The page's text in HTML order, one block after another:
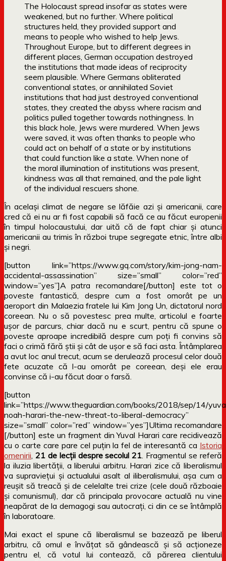
The Holocaust spread insofar as states were
weakened, but no further. Where political
structures held, they provided support and
means to people who wished to help Jews.
Throughout Europe, but to different degrees in
different places, German occupation destroyed
the institutions that made ideas of reciprocity
seem plausible. Where Germans obliterated
conventional states, or annihilated Soviet
institutions that had just destroyed conventional
states, they created the abyss where racism and
politics pulled together towards nothingness. In
this black hole, Jews were murdered. When Jews
were saved, it was often thanks to people who
could act on behalf of a state or by institutions
that could function like a state. When none of
the moral illumination of institutions was present,
kindness was all that remained, and the pale light
of the individual rescuers shone.
În același climat de negare se lăfăie azi și americanii, care
cred că ei nu ar fi fost capabili să facă ce au făcut europenii
în timpul holocaustului, dar uită că de fapt chiar și atunci
americanii au trimis în război trupe segregate etnic, între albi
și negri.
[button link=”https://www.gq.com/story/kim-jong-nam-
accidental-assassination” size=”small” color=”red”
window=”yes”]A patra recomandare[/button] este tot o
poveste fantastică, despre cum a fost omorât pe un
aeroport din Malaezia fratele lui Kim Jong Un, dictatorul nord
coreean. Nu o să povestesc prea multe, articolul e foarte
ușor de parcurs, chiar dacă nu e scurt, pentru că spune o
poveste aproape incredibilă despre cum poți fi convins să
faci o crimă fără știi și cât de ușor e să faci asta. Întâmplarea
a avut loc anul trecut, acum se derulează procesul celor două
fete acuzate că l-au omorât pe coreean, deși ele erau
convinse că i-au făcut doar o farsă.
[button
link=”https://www.theguardian.com/books/2018/sep/14/
noah-harari-the-new-threat-to-liberal-democracy”
size=”small” color=”red” window=”yes”]Ultima recomandare
[/button] este un fragment din Yuval Harari care recidivează
cu o carte care pare cel puțin la fel de interesantă ca Istoria
omenirii 21 de lecții despre secolul 21 . Fragmentul se referă
la iluzia libertății, a liberului arbitru. Harari zice că liberalismul
va supraviețui și actualului asalt al iliberalismului, așa cum a
reușit să treacă și de celelalte trei crize (cele două războaie
și comunismul), dar că principala provocare actuală nu vine
neapărat de la demagogi sau autocrați, ci din ce se întâmplă
în laboratoare.
Mai exact el spune că liberalismul se bazează pe liberul
arbitru, că omul e învățat să gândească și să acționeze
pentru el, că votul lui contează, că părerea clientului